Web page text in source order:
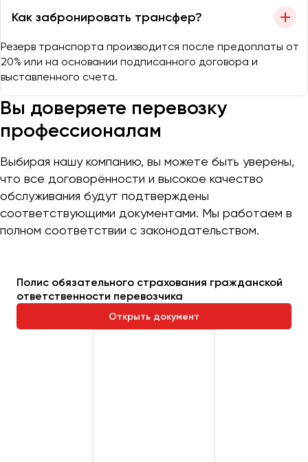
Как забронировать трансфер?
Резерв транспорта производится после предоплаты от
20% или на основании подписанного договора и
выставленного счета.
Вы доверяете перевозку
профессионалам
Выбирая нашу компанию, вы можете быть уверены,
что все договорённости и высокое качество
обслуживания будут подтверждены
соответствующими документами. Мы работаем в
полном соответствии с законодательством.
Полис обязательного страхования гражданской
ответственности перевозчика
Открыть документ